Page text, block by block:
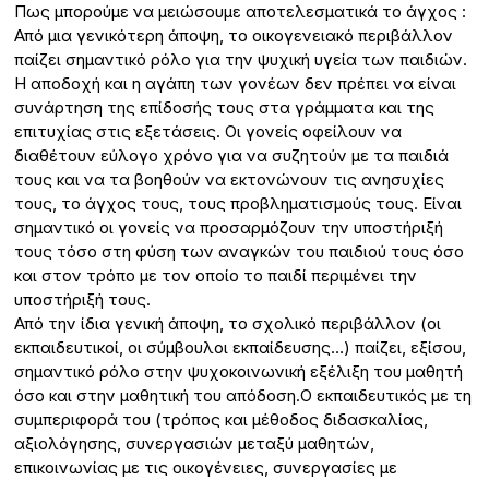
Πως μπορούμε να μειώσουμε αποτελεσματικά το άγχος :
Από μια γενικότερη άποψη, το οικογενειακό περιβάλλον
παίζει σημαντικό ρόλο για την ψυχική υγεία των παιδιών.
Η αποδοχή και η αγάπη των γονέων δεν πρέπει να είναι
συνάρτηση της επίδοσής τους στα γράμματα και της
επιτυχίας στις εξετάσεις. Οι γονείς οφείλουν να
διαθέτουν εύλογο χρόνο για να συζητούν με τα παιδιά
τους και να τα βοηθούν να εκτονώνουν τις ανησυχίες
τους, το άγχος τους, τους προβληματισμούς τους. Είναι
σημαντικό οι γονείς να προσαρμόζουν την υποστήριξή
τους τόσο στη φύση των αναγκών του παιδιού τους όσο
και στον τρόπο με τον οποίο το παιδί περιμένει την
υποστήριξή τους.
Από την ίδια γενική άποψη, το σχολικό περιβάλλον (οι
εκπαιδευτικοί, οι σύμβουλοι εκπαίδευσης…) παίζει, εξίσου,
σημαντικό ρόλο στην ψυχοκοινωνική εξέλιξη του μαθητή
όσο και στην μαθητική του απόδοση.Ο εκπαιδευτικός με τη
συμπεριφορά του (τρόπος και μέθοδος διδασκαλίας,
αξιολόγησης, συνεργασιών μεταξύ μαθητών,
επικοινωνίας με τις οικογένειες, συνεργασίες με